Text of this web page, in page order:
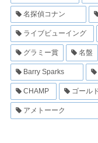
名探偵コナン
ライブビューイング
グラミー賞 名盤
Barry Sparks
CHAMP ゴール
アメトーーク